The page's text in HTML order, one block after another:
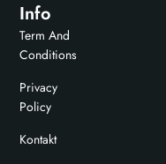
Info
Term And
Conditions
Privacy
Policy
Kontakt